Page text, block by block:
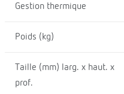
Gestion thermique
Poids (kg)
Taille (mm) larg. x haut. x
prof.